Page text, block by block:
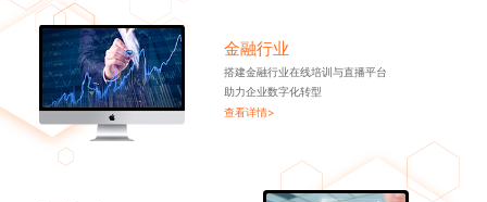
金融行业
搭建金融行业在线培训与直播平台
助力企业数字化转型
查看详情>